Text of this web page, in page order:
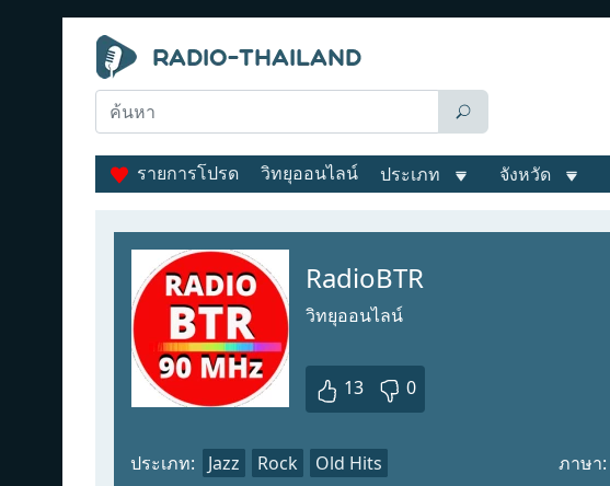
รายการโปรด วิทยุออนไลน์ ประเภท จังหวัด
RadioBTR
วิทยุออนไลน์
13 0
ประเภท: Jazz Rock Old Hits ภาษา: